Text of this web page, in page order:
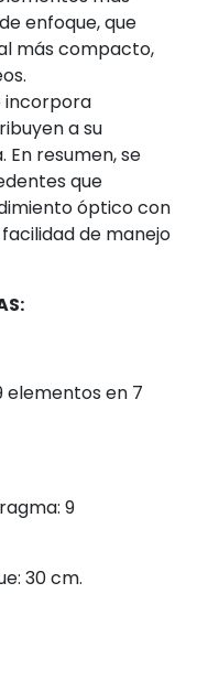
enfoque, que
más compacto,
incorpora
a su
resumen, se
que
óptico con
de manejo
elementos en 7
9
30 cm.